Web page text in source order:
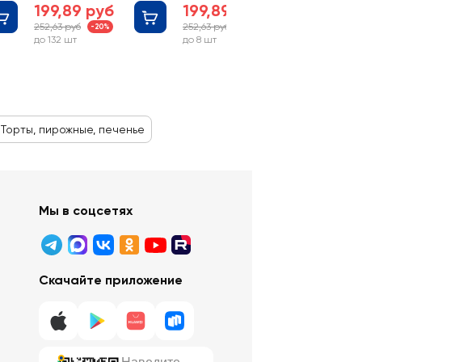
199,89 руб
252,63 руб -20%
до 132 шт
199,89 руб
252,63 руб
до 8 шт
Торты, пирожные, печенье
Мы в соцсетях
Скачайте приложение